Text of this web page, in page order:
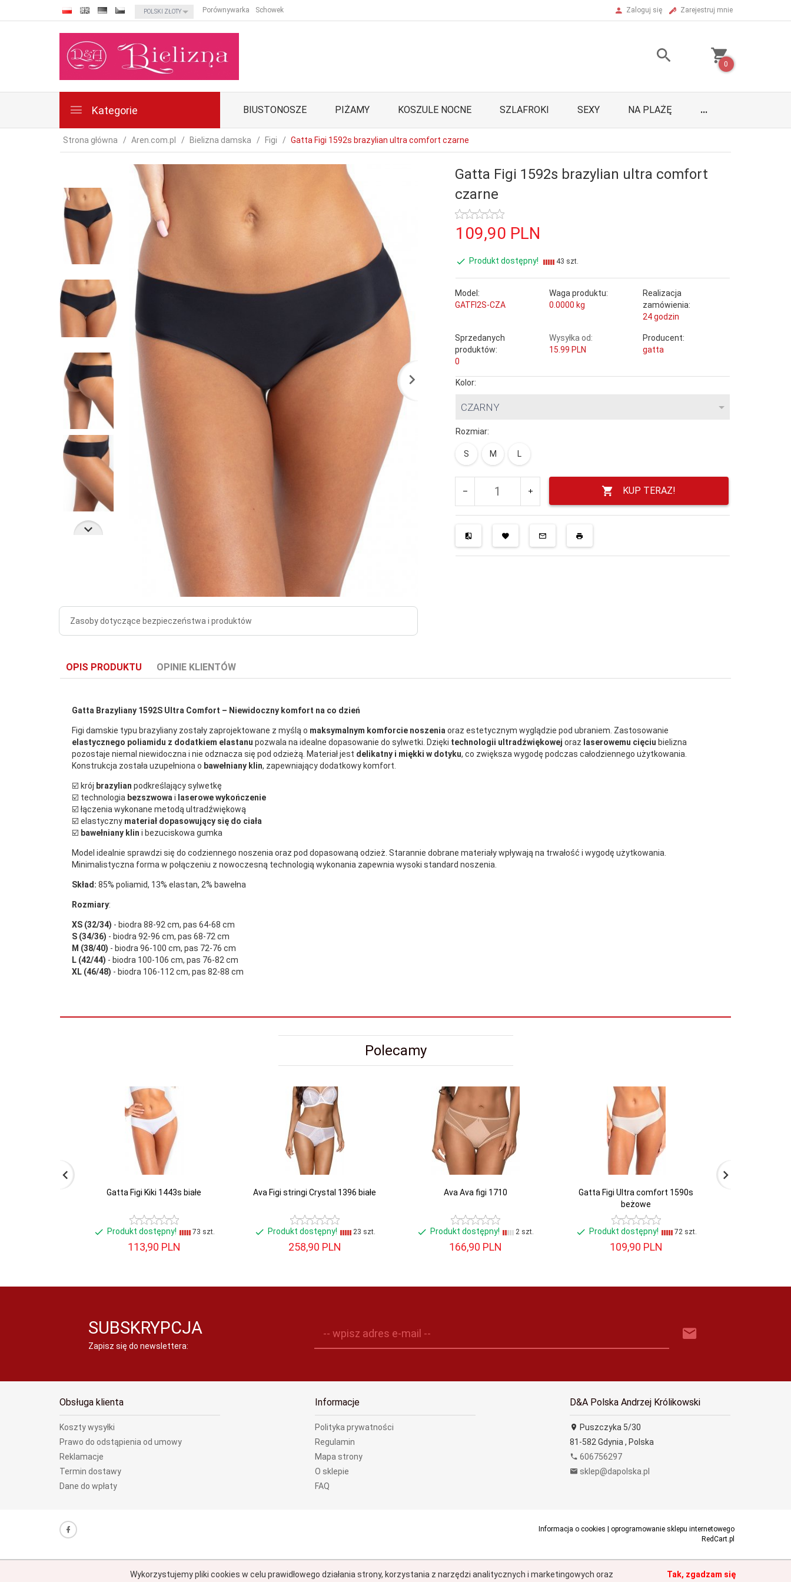
currency_h
POLSKI ZŁOTY Porównywarka Schowek Zaloguj się Zarejestruj mnie
0
Kategorie BIUSTONOSZE PIŻAMY KOSZULE NOCNE SZLAFROKI SEXY NA PLAŻĘ ...
Strona główna Aren.com.pl Bielizna damska Figi Gatta Figi 1592s brazylian ultra comfort czarne
Zasoby dotyczące bezpieczeństwa i produktów
Gatta Figi 1592s brazylian ultra comfort
czarne
109,90 PLN
Produkt dostępny! 43 szt.
Model:
GATFI2S-CZA
Waga produktu:
0.0000 kg
Realizacja
zamówienia:
24 godzin
Sprzedanych
produktów:
0
Wysyłka od:
15.99 PLN
Producent:
gatta
Kolor:
CZARNY
Rozmiar:
S M L
KUP TERAZ!
OPIS PRODUKTU OPINIE KLIENTÓW
Gatta Brazyliany 1592S Ultra Comfort – Niewidoczny komfort na co dzień
Figi damskie typu brazyliany zostały zaprojektowane z myślą o maksymalnym komforcie noszenia oraz estetycznym wyglądzie pod ubraniem. Zastosowanie
elastycznego poliamidu z dodatkiem elastanu pozwala na idealne dopasowanie do sylwetki. Dzięki technologii ultradźwiękowej oraz laserowemu cięciu bielizna
pozostaje niemal niewidoczna i nie odznacza się pod odzieżą. Materiał jest delikatny i miękki w dotyku, co zwiększa wygodę podczas całodziennego użytkowania.
Konstrukcja została uzupełniona o bawełniany klin, zapewniający dodatkowy komfort.
☑️ krój brazylian podkreślający sylwetkę
☑️ technologia bezszwowa i laserowe wykończenie
☑️ łączenia wykonane metodą ultradźwiękową
☑️ elastyczny materiał dopasowujący się do ciała
☑️ bawełniany klin i bezuciskowa gumka
Model idealnie sprawdzi się do codziennego noszenia oraz pod dopasowaną odzież. Starannie dobrane materiały wpływają na trwałość i wygodę użytkowania.
Minimalistyczna forma w połączeniu z nowoczesną technologią wykonania zapewnia wysoki standard noszenia.
Skład: 85% poliamid, 13% elastan, 2% bawełna
Rozmiary:
XS (32/34) - biodra 88-92 cm, pas 64-68 cm
S (34/36) - biodra 92-96 cm, pas 68-72 cm
M (38/40) - biodra 96-100 cm, pas 72-76 cm
L (42/44) - biodra 100-106 cm, pas 76-82 cm
XL (46/48) - biodra 106-112 cm, pas 82-88 cm
Polecamy
Gatta Figi Kiki 1443s białe
Produkt dostępny! 73 szt.
113,90 PLN
Ava Figi stringi Crystal 1396 białe
Produkt dostępny! 23 szt.
258,90 PLN
Ava Ava figi 1710
Produkt dostępny! 2 szt.
166,90 PLN
Gatta Figi Ultra comfort 1590s
beżowe
Produkt dostępny! 72 szt.
109,90 PLN
SUBSKRYPCJA
Zapisz się do newslettera:
-- wpisz adres e-mail --
Obsługa klienta
Koszty wysyłki
Prawo do odstąpienia od umowy
Reklamacje
Termin dostawy
Dane do wpłaty
Informacje
Polityka prywatności
Regulamin
Mapa strony
O sklepie
FAQ
D&A Polska Andrzej Królikowski
Puszczyka 5/30
81-582 Gdynia , Polska
606756297
sklep@dapolska.pl
Informacja o cookies
oprogramowanie sklepu internetowego
RedCart.pl
Wykorzystujemy pliki cookies w celu prawidłowego działania strony, korzystania z narzędzi analitycznych i marketingowych oraz
Tak, zgadzam się